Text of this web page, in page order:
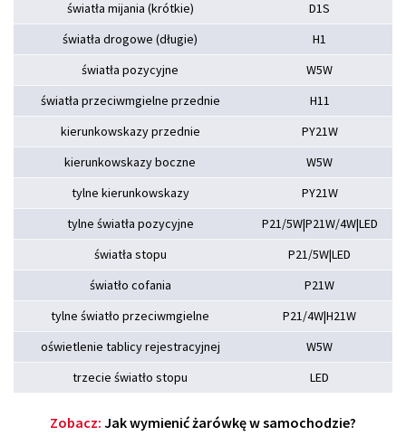
światła mijania (krótkie)
D1S
światła drogowe (długie)
H1
światła pozycyjne
W5W
światła przeciwmgielne przednie
H11
kierunkowskazy przednie
PY21W
kierunkowskazy boczne
W5W
tylne kierunkowskazy
PY21W
tylne światła pozycyjne
P21/5W|P21W/4W|LED
światła stopu
P21/5W|LED
światło cofania
P21W
tylne światło przeciwmgielne
P21/4W|H21W
oświetlenie tablicy rejestracyjnej
W5W
trzecie światło stopu
LED
Zobacz: Jak wymienić żarówkę w samochodzie?